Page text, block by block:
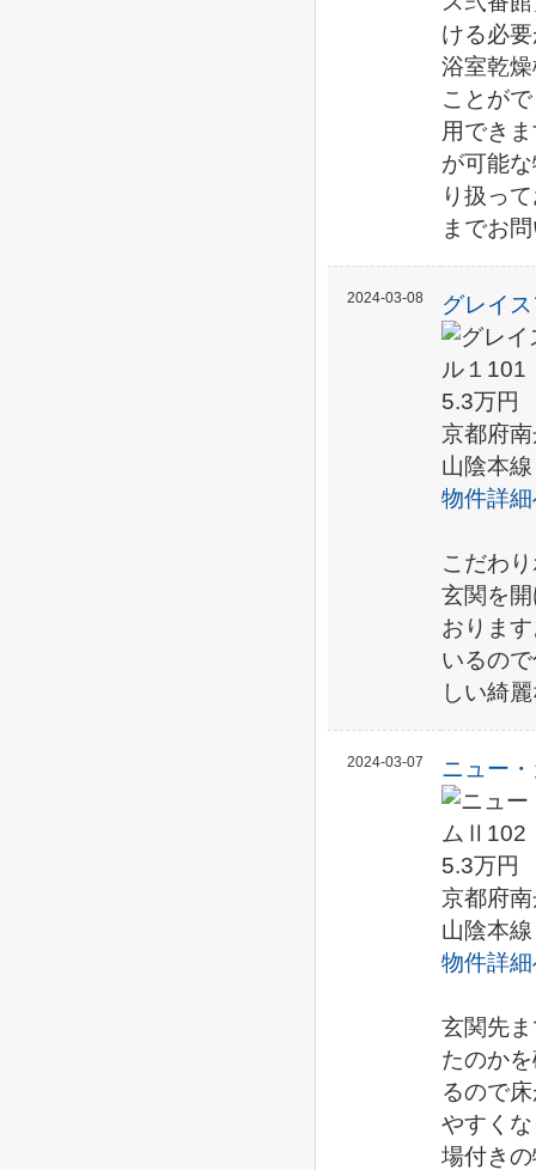
ける必
浴室乾
ことが
用でき
が可能
り扱っ
までお
2024-03-08 グレイ
5.3万円
京都府
山陰本
物件詳
こだわ
玄関を
おりま
いるの
しい綺
2024-03-07 ニュー
5.3万円
京都府
山陰本
物件詳
玄関先
たのか
るので
やすく
場付き